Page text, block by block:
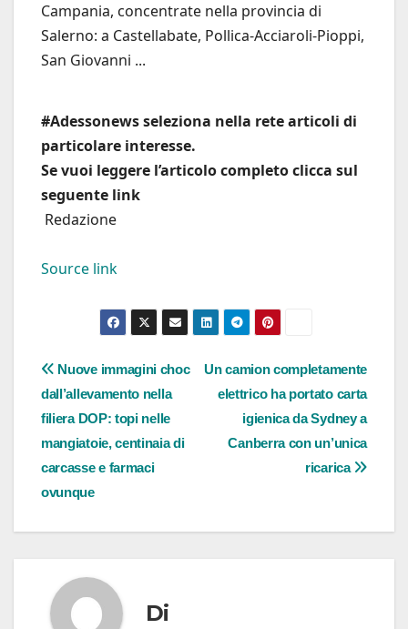
Campania, concentrate nella provincia di
Salerno: a Castellabate, Pollica-Acciaroli-Pioppi,
San Giovanni ...
#Adessonews seleziona nella rete articoli di
particolare interesse.
Se vuoi leggere l’articolo completo clicca sul
seguente link
Redazione
Source link
Navigazione
articoli
Un camion completamente
elettrico ha portato carta
igienica da Sydney a
Canberra con un’unica
ricarica
Nuove immagini choc
dall’allevamento nella
filiera DOP: topi nelle
mangiatoie, centinaia di
carcasse e farmaci
ovunque
Di